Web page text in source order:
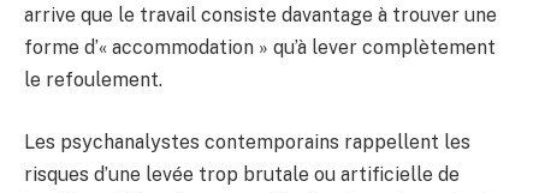
arrive que le travail consiste davantage à trouver une
forme d’« accommodation » qu’à lever complètement
le refoulement.
Les psychanalystes contemporains rappellent les
risques d’une levée trop brutale ou artificielle de